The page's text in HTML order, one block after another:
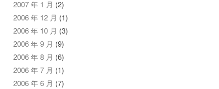
2007 年 1 月 (2)
2006 年 12 月 (1)
2006 年 10 月 (3)
2006 年 9 月 (9)
2006 年 8 月 (6)
2006 年 7 月 (1)
2006 年 6 月 (7)